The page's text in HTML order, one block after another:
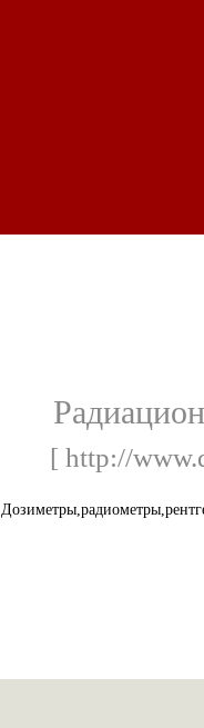
[ http://